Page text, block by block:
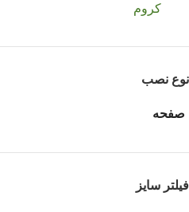
کروم
نوع نصب
صفحه
فیلتر سایز